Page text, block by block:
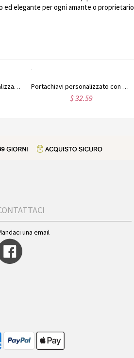
elegante per ogni amante o proprietario
Collana portachiavi personalizzata con foto incisa di animali domestici Portachiavi personalizzato con ciondoli dei bambini e animali domestici
$ 32.59
una email